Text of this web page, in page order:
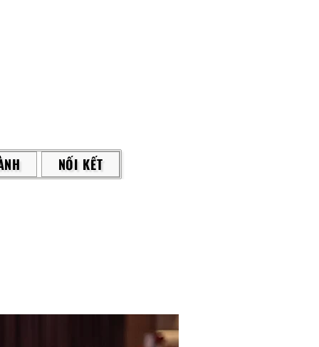
NỐI KẾT